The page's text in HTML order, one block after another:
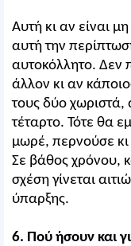
Αυτή κι αν είναι
αυτή την
αυτοκόλλητο. Δεν
άλλον κι αν
τους δύο χωριστά,
τέταρτο. Τότε θα
μωρέ, περνούσε κι
Σε βάθος χρόνου,
σχέση γίνεται
ύπαρξης.
6. Πού ήσουν και